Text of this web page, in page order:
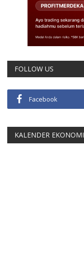
FOLLOW US
Facebook
KALENDER EKONOMI